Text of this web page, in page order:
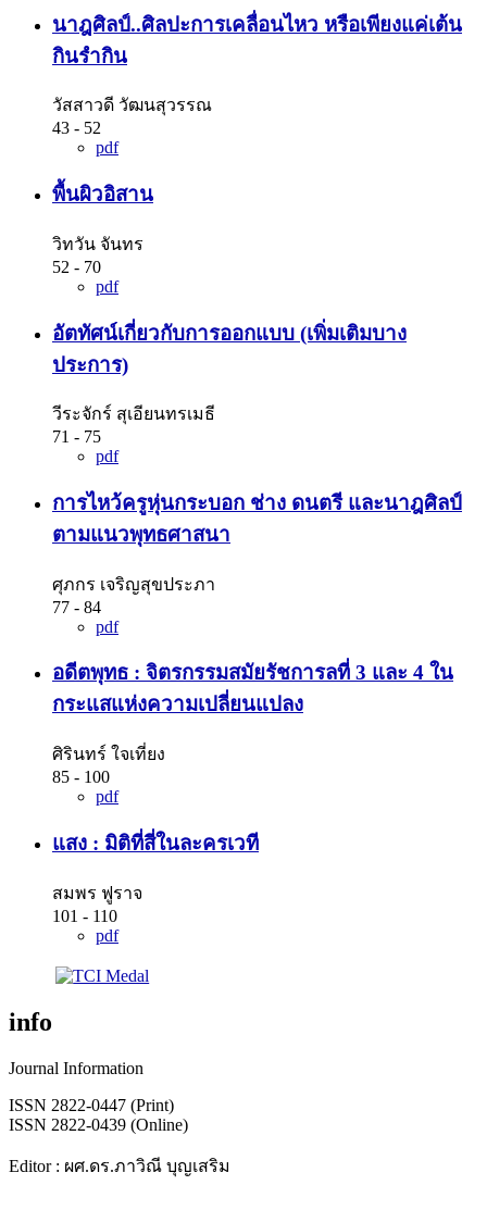
นาฎศิลป์..ศิลปะการเคลื่อนไหว หรือเพียงแค่เต้น
กินรำกิน
วัสสาวดี วัฒนสุวรรณ
43 - 52
pdf
พื้นผิวอิสาน
วิทวัน จันทร
52 - 70
pdf
อัตทัศน์เกี่ยวกับการออกแบบ (เพิ่มเติมบาง
ประการ)
วีระจักร์ สุเอียนทรเมธี
71 - 75
pdf
การไหว้ครูหุ่นกระบอก ช่าง ดนตรี และนาฎศิลป์
ตามแนวพุทธศาสนา
ศุภกร เจริญสุขประภา
77 - 84
pdf
อดีตพุทธ : จิตรกรรมสมัยรัชการลที่ 3 และ 4 ใน
กระแสแห่งความเปลี่ยนแปลง
ศิรินทร์ ใจเที่ยง
85 - 100
pdf
แสง : มิติที่สี่ในละครเวที
สมพร ฟูราจ
101 - 110
pdf
info
Journal Information
ISSN 2822-0447 (Print)
ISSN 2822-0439 (Online)
Editor : ผศ.ดร.ภาวิณี บุญเสริม